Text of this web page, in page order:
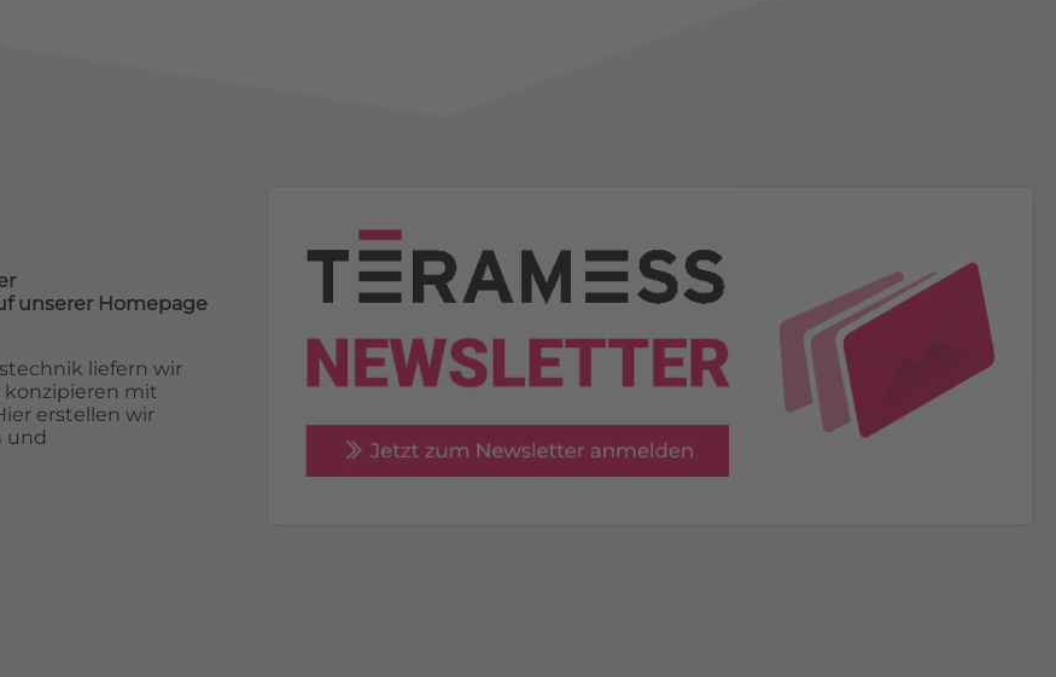
unserer Homepage
liefern wir
konzipieren mit
erstellen wir
und